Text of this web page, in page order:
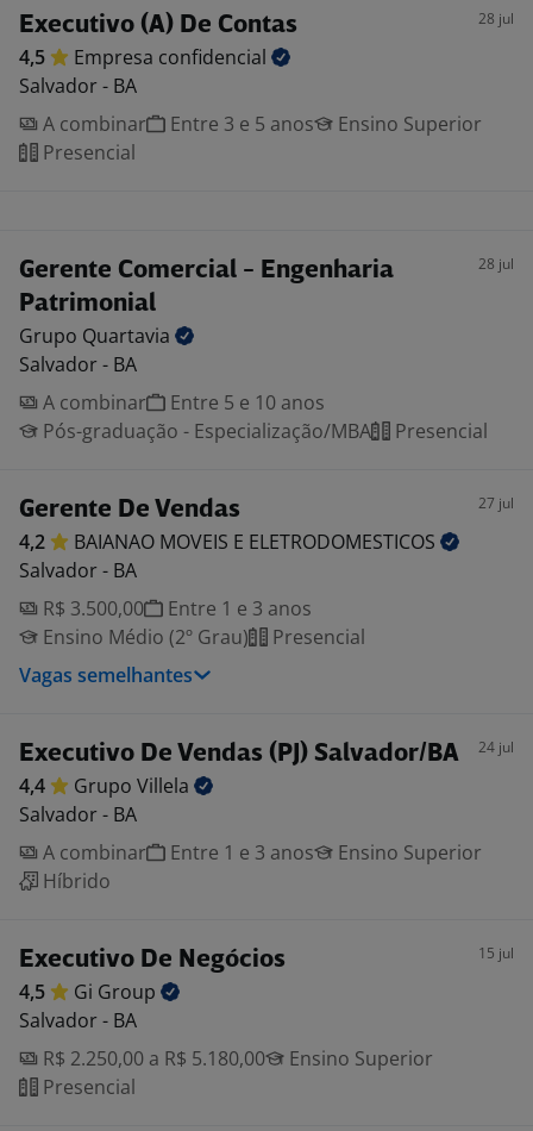
Executivo (A) De Contas 28 jul
4,5 Empresa confidencial
Salvador - BA
A combinar
Entre 3 e 5 anos
Ensino Superior
Presencial
Gerente Comercial - Engenharia
Patrimonial
28 jul
Grupo Quartavia
Salvador - BA
A combinar
Entre 5 e 10 anos
Pós-graduação - Especialização/MBA
Presencial
Gerente De Vendas 27 jul
4,2 BAIANAO MOVEIS E ELETRODOMESTICOS
Salvador - BA
R$ 3.500,00
Entre 1 e 3 anos
Ensino Médio (2º Grau)
Presencial
Vagas semelhantes
Executivo De Vendas (PJ) Salvador/BA 24 jul
4,4 Grupo Villela
Salvador - BA
A combinar
Entre 1 e 3 anos
Ensino Superior
Híbrido
Executivo De Negócios 15 jul
4,5 Gi Group
Salvador - BA
R$ 2.250,00 a R$ 5.180,00
Ensino Superior
Presencial